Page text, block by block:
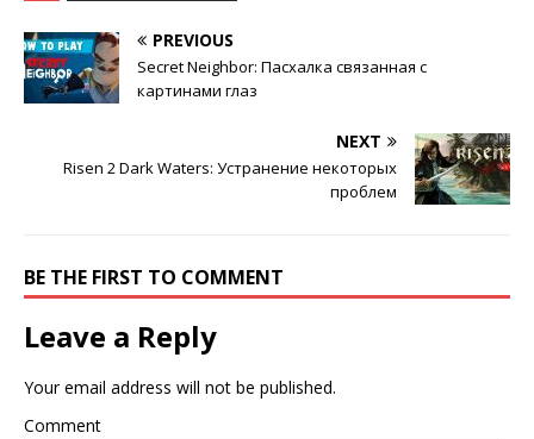
PREVIOUS
Secret Neighbor: Пасхалка связанная с
картинами глаз
NEXT
Risen 2 Dark Waters: Устранение некоторых
проблем
BE THE FIRST TO COMMENT
Leave a Reply
Your email address will not be published.
Comment